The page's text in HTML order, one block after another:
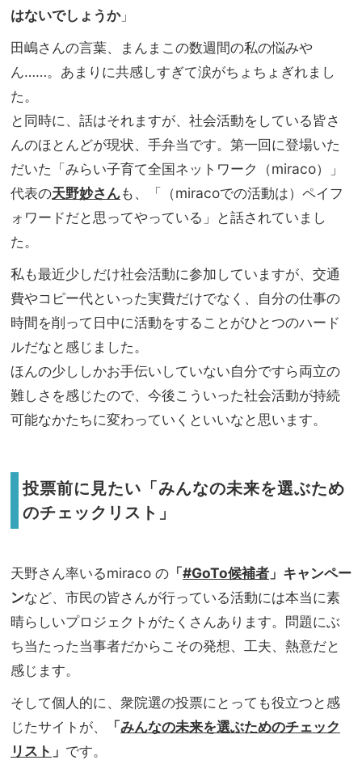
はないでしょうか」
田嶋さんの言葉、まんまこの数週間の私の悩みや
ん……。あまりに共感しすぎて涙がちょちょぎれまし
た。
と同時に、話はそれますが、社会活動をしている皆さ
んのほとんどが現状、手弁当です。第一回に登場いた
だいた「みらい子育て全国ネットワーク（miraco）」
代表の天野妙さんも、「（miracoでの活動は）ペイフ
ォワードだと思ってやっている」と話されていまし
た。
私も最近少しだけ社会活動に参加していますが、交通
費やコピー代といった実費だけでなく、自分の仕事の
時間を削って日中に活動をすることがひとつのハード
ルだなと感じました。
ほんの少ししかお手伝いしていない自分ですら両立の
難しさを感じたので、今後こういった社会活動が持続
可能なかたちに変わっていくといいなと思います。
投票前に見たい「みんなの未来を選ぶため
のチェックリスト」
天野さん率いるmiraco の 「#GoTo候補者 」キャンペー
ンなど、市民の皆さんが行っている活動には本当に素
晴らしいプロジェクトがたくさんあります。問題にぶ
ち当たった当事者だからこその発想、工夫、熱意だと
感じます。
そして個人的に、衆院選の投票にとっても役立つと感
じたサイトが、
「みんなの未来を選ぶためのチェック
リスト 」 です。